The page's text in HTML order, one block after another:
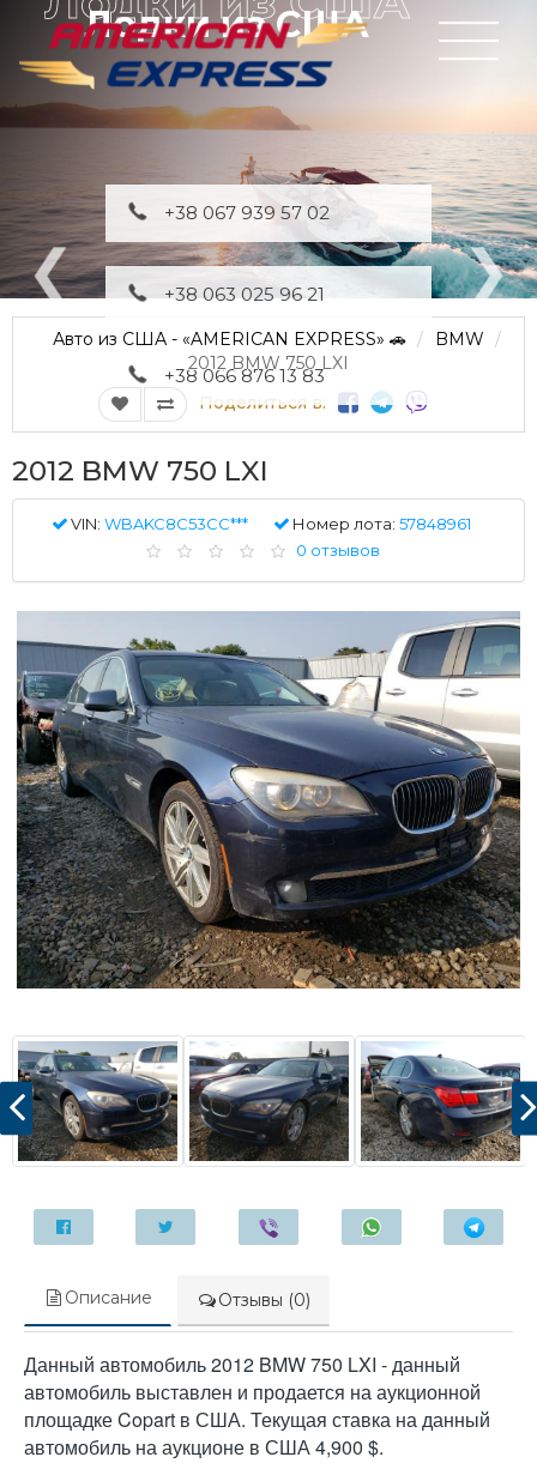
Лодки из США
+38 067 939 57 02
+38 063 025 96 21
+38 066 876 13 83
Авто из США - «AMERICAN EXPRESS» 🚗
BMW
2012 BMW 750 LXI
Поделиться в:
2012 BMW 750 LXI
VIN: WBAKC8C53CC*** Номер лота: 57848961
0 отзывов
Описание Отзывы (0)
Данный автомобиль 2012 BMW 750 LXI - данный
автомобиль выставлен и продается на аукционной
площадке Copart в США. Текущая ставка на данный
автомобиль на аукционе в США 4,900 $.